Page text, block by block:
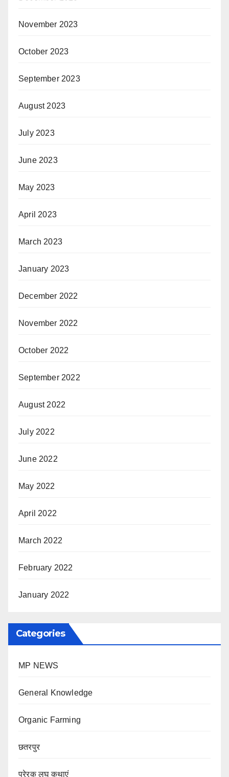
November 2023
October 2023
September 2023
August 2023
July 2023
June 2023
May 2023
April 2023
March 2023
January 2023
December 2022
November 2022
October 2022
September 2022
August 2022
July 2022
June 2022
May 2022
April 2022
March 2022
February 2022
January 2022
Categories
MP NEWS
General Knowledge
Organic Farming
छतरपुर
प्रेरक लघु कथाएं